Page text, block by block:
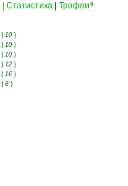
Статистика Трофеи 9
10 )
10 )
10 )
12 )
16 )
8 )